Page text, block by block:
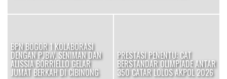
BPN BOGOR 1 KOLABORASI
DENGAN PJBW, SENIMAN DAN
ALISSIA BORRIELLO GELAR
JUMAT BERKAH DI CIBINONG
PRESTASI PENENTU: CAT
BERSTANDAR OLIMPIADE ANTAR
350 CATAR LOLOS AKPOL 2026